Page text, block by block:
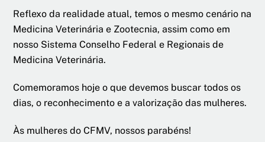
Reflexo da realidade atual, temos o mesmo cenário na
Medicina Veterinária e Zootecnia, assim como em
nosso Sistema Conselho Federal e Regionais de
Medicina Veterinária.
Comemoramos hoje o que devemos buscar todos os
dias, o reconhecimento e a valorização das mulheres.
Às mulheres do CFMV, nossos parabéns!